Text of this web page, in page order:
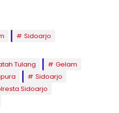
Sidoarjo
Tulang
Gelam
Sidoarjo
Sidoarjo